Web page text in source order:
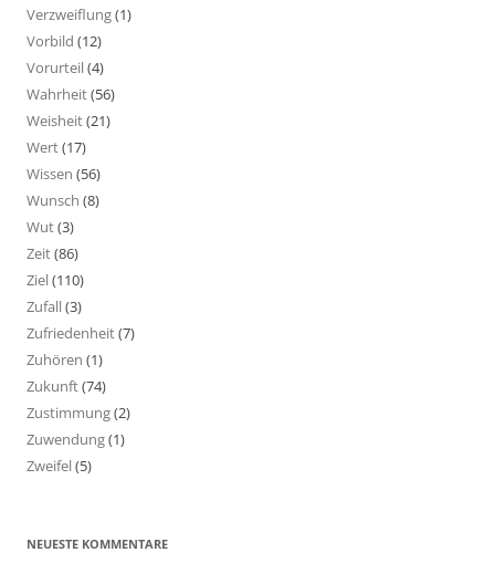
Verzweiflung(1)
Vorbild (12)
Vorurteil(4)
Wahrheit(56)
Weisheit(21)
Wert(17)
Wissen (56)
Wunsch (8)
Wut(3)
Zeit(86)
Ziel(110)
Zufall(3)
Zufriedenheit(7)
Zuhören (1)
Zukunft(74)
Zustimmung(2)
Zuwendung(1)
Zweifel(5)
NEUESTE KOMMENTARE